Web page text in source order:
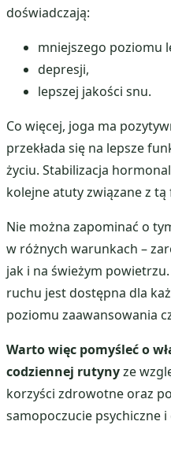
doświadczają:
mniejszego poziomu
depresji,
lepszej jakości snu.
Co więcej, joga ma
przekłada się na lepsze
życiu. Stabilizacja
kolejne atuty związane z
Nie można zapominać o
w różnych warunkach –
jak i na świeżym
ruchu jest dostępna dla
poziomu zaawansowania
Warto więc pomyśleć o
codziennej rutynyze
korzyści zdrowotne oraz
samopoczucie psychiczne